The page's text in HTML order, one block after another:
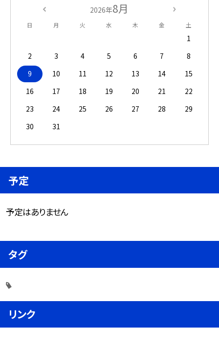
2026年8月
日 月 火 水 木 金 土
1
2
3 4 5 6 7
8
9
10 11 12 13 14
15
16
17 18 19 20 21
22
23
24 25 26 27 28
29
30
31
予定
予定はありません
タグ
リンク